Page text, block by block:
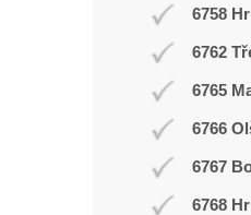
6758
6762
6765
6766
6767
6768